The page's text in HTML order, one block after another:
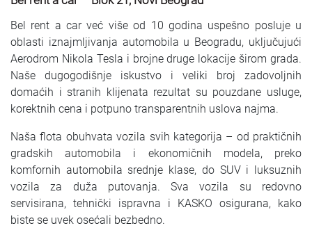
Bel rent a car već više od 10 godina uspešno posluje u
oblasti iznajmljivanja automobila u Beogradu, uključujući
Aerodrom Nikola Tesla i brojne druge lokacije širom grada.
Naše dugogodišnje iskustvo i veliki broj zadovoljnih
domaćih i stranih klijenata rezultat su pouzdane usluge,
korektnih cena i potpuno transparentnih uslova najma.
Naša flota obuhvata vozila svih kategorija – od praktičnih
gradskih automobila i ekonomičnih modela, preko
komfornih automobila srednje klase, do SUV i luksuznih
vozila za duža putovanja. Sva vozila su redovno
servisirana, tehnički ispravna i KASKO osigurana, kako
biste se uvek osećali bezbedno.